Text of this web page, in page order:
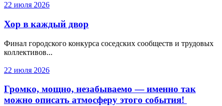
22 июля 2026
Хор в каждый двор
Финал городского конкурса соседских сообществ и трудовых
коллективов...
22 июля 2026
Громко, мощно, незабываемо — именно так
можно описать атмосферу этого события!